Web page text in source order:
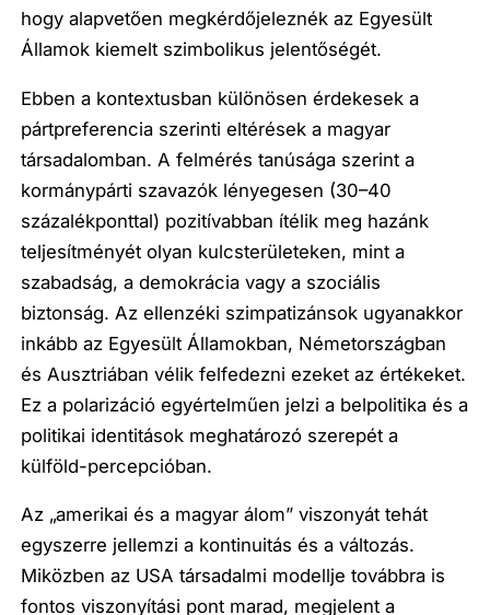
hogy alapvetően megkérdőjeleznék az Egyesült
Államok kiemelt szimbolikus jelentőségét.
Ebben a kontextusban különösen érdekesek a
pártpreferencia szerinti eltérések a magyar
társadalomban. A felmérés tanúsága szerint a
kormánypárti szavazók lényegesen (30–40
százalékponttal) pozitívabban ítélik meg hazánk
teljesítményét olyan kulcsterületeken, mint a
szabadság, a demokrácia vagy a szociális
biztonság. Az ellenzéki szimpatizánsok ugyanakkor
inkább az Egyesült Államokban, Németországban
és Ausztriában vélik felfedezni ezeket az értékeket.
Ez a polarizáció egyértelműen jelzi a belpolitika és a
politikai identitások meghatározó szerepét a
külföld-percepcióban.
Az „amerikai és a magyar álom” viszonyát tehát
egyszerre jellemzi a kontinuitás és a változás.
Miközben az USA társadalmi modellje továbbra is
fontos viszonyítási pont marad, megjelent a